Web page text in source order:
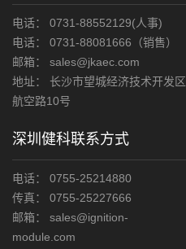
电话： 0731-88552129(人事)
电话： 0731-88081666（销售）
邮箱： sales@jkaec.com
地址： 长沙市望城经济技术开发区
航空路10号
深圳健科联系方式
电话： 0755-25214880
传真： 0755-25227666
邮箱： sales@ignition-
module.com